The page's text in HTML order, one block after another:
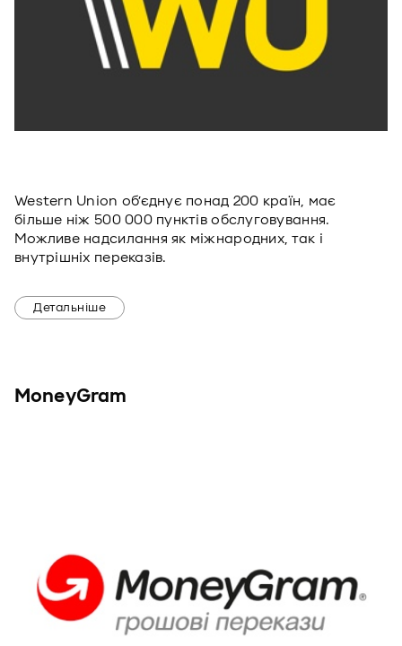
Western Union об’єднує понад 200 країн, має
більше ніж 500 000 пунктів обслуговування.
Можливе надсилання як міжнародних, так і
внутрішніх переказів.
Детальніше
MoneyGram